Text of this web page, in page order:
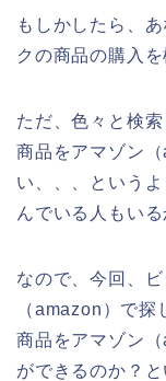
もしかしたら、
クの商品の購入
ただ、色々と検
商品をアマゾン
い、、、という
んでいる人もいる
なので、今回、
（amazon）で
商品をアマゾン
ができるのか？